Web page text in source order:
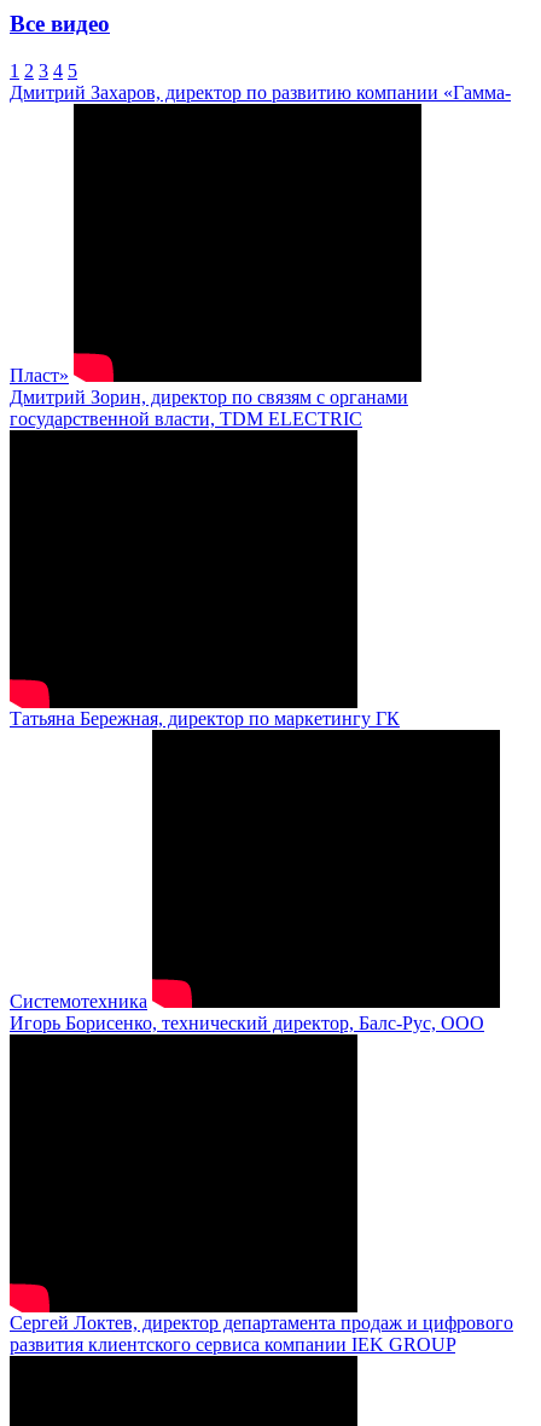
Все видео
1 2 3 4 5
Дмитрий Захаров, директор по развитию компании «Гамма-
Пласт»
Дмитрий Зорин, директор по связям с органами
государственной власти, TDM ELECTRIC
Татьяна Бережная, директор по маркетингу ГК
Системотехника
Игорь Борисенко, технический директор, Балс-Рус, ООО
Сергей Локтев, директор департамента продаж и цифрового
развития клиентского сервиса компании IEK GROUP